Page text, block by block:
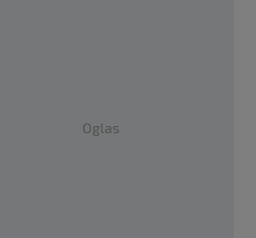
Oglas